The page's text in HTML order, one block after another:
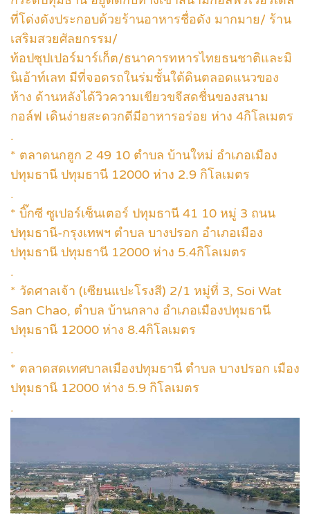
ที่โด่งดังประกอบด้วยร้านอาหารชื่อดัง มากมาย/ ร้าน
เสริมสวยศัลยกรรม/
ท้อปซุปเปอร์มาร์เก็ต/ธนาคารทหารไทยธนชาติและมิ
นิเอ้าท์เลท มีที่จอดรถในร่มชั้นใต้ดินตลอดแนวของ
ห้าง ด้านหลังได้วิวความเขียวขจีสดชื่นของสนาม
กอล์ฟ เดินง่ายสะดวกดีมีอาหารอร่อย ห่าง 4กิโลเมตร
.
* ตลาดนกฮูก 2 49 10 ตำบล บ้านใหม่ อำเภอเมือง
ปทุมธานี ปทุมธานี 12000 ห่าง 2.9 กิโลเมตร
.
* บิ๊กซี ซูเปอร์เซ็นเตอร์ ปทุมธานี 41 10 หมู่ 3 ถนน
ปทุมธานี-กรุงเทพฯ ตำบล บางปรอก อำเภอเมือง
ปทุมธานี ปทุมธานี 12000 ห่าง 5.4กิโลเมตร
.
* วัดศาลเจ้า (เซียนแปะโรงสี) 2/1 หมู่ที่ 3, Soi Wat
San Chao, ตำบล บ้านกลาง อำเภอเมืองปทุมธานี
ปทุมธานี 12000 ห่าง 8.4กิโลเมตร
.
* ตลาดสดเทศบาลเมืองปทุมธานี ตำบล บางปรอก เมือง
ปทุมธานี 12000 ห่าง 5.9 กิโลเมตร
.